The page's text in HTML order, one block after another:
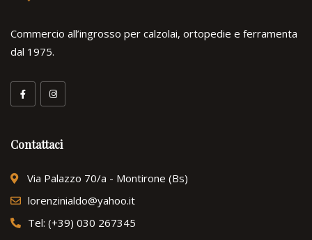
Commercio all’ingrosso per calzolai, ortopedie e ferramenta
dal 1975.
Contattaci
Via Palazzo 70/a - Montirone (Bs)
lorenzinialdo@yahoo.it
Tel: (+39) 030 267345